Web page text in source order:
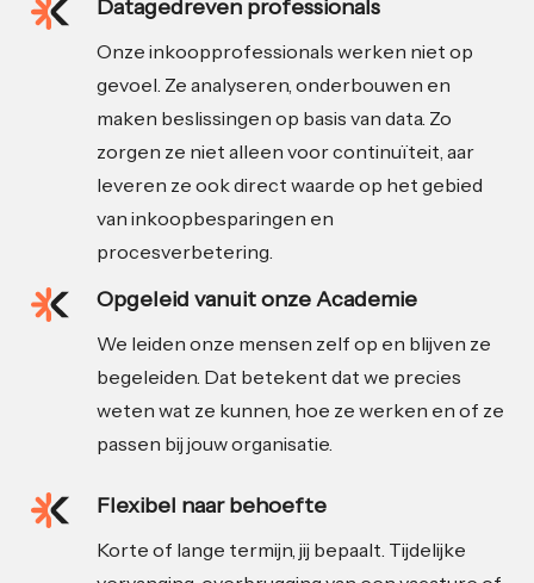
Datagedreven professionals
Onze inkoopprofessionals werken niet op
gevoel. Ze analyseren, onderbouwen en
maken beslissingen op basis van data. Zo
zorgen ze niet alleen voor continuïteit, aar
leveren ze ook direct waarde op het gebied
van inkoopbesparingen en
procesverbetering.
Opgeleid vanuit onze Academie
We leiden onze mensen zelf op en blijven ze
begeleiden. Dat betekent dat we precies
weten wat ze kunnen, hoe ze werken en of ze
passen bij jouw organisatie.
Flexibel naar behoefte
Korte of lange termijn, jij bepaalt. Tijdelijke